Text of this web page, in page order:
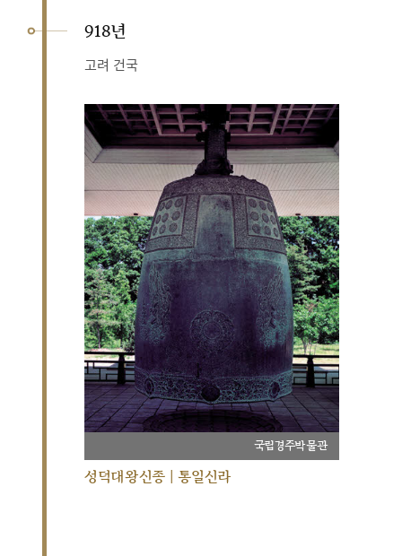
918년
고려 건국
국립경주박물관
성덕대왕신종 | 통일신라